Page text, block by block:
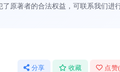
原著者的合法权益，可联系我们进
分享 收藏 点赞(